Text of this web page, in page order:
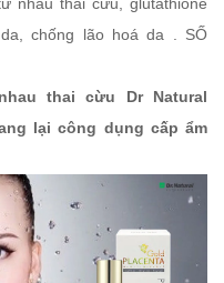
chống lão hoá da . SỐ
thai cừu Dr Natural
lại công dụng cấp ẩm